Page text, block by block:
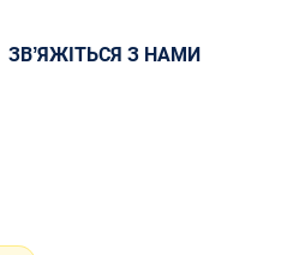
ЗВʼЯЖІТЬСЯ З НАМИ